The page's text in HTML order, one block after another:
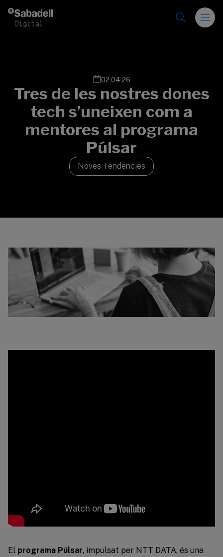
02.04.26
Tres de les nostres dones
tech s’uneixen com a
mentores al programa
Púlsar
Noves Tendencies
El programa Púlsar, impulsat per NTT DATA, és una